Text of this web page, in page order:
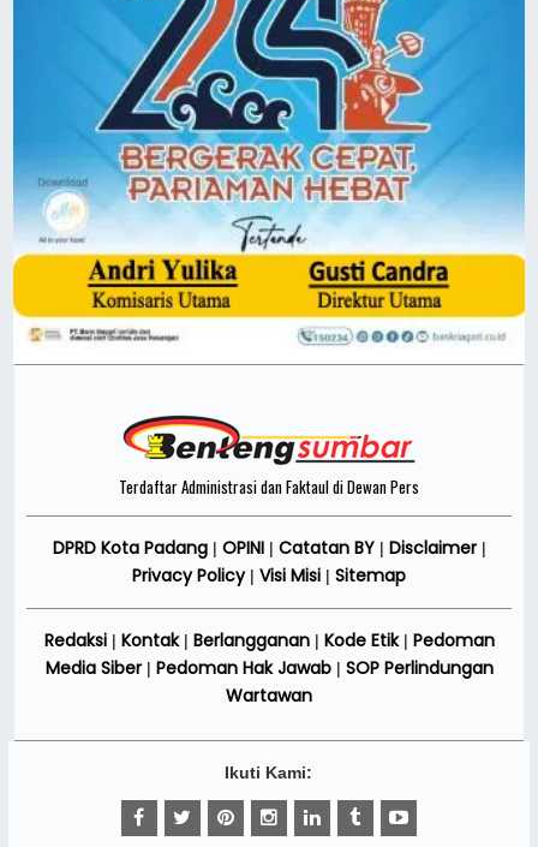
Terdaftar Administrasi dan Faktaul di Dewan Pers
DPRD Kota Padang| OPINI| Catatan BY| Disclaimer|
Privacy Policy| Visi Misi | Sitemap
Redaksi| Kontak| Berlangganan| Kode Etik| Pedoman
Media Siber| Pedoman Hak Jawab| SOP Perlindungan
Wartawan
Ikuti Kami: